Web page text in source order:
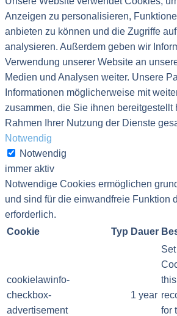
Anzeigen zu personalisieren,
anbieten zu können und die Zugriffe
analysieren. Außerdem geben wir
Verwendung unserer Website an
Medien und Analysen weiter. Unsere
Informationen möglicherweise mit
zusammen, die Sie ihnen bereitgestellt
Rahmen Ihrer Nutzung der Dienste
Notwendig
Notwendig
immer aktiv
Notwendige Cookies ermöglichen
und sind für die einwandfreie Funktion
erforderlich.
Cookie
Typ Dauer
cookielawinfo-
checkbox-
advertisement
1 year
for